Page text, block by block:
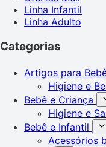
Linha Infantil
Linha Adulto
Categorias
Artigos para
Higiene e
Bebê e Criança
Higiene e
Bebê e Infantil
Acessórios